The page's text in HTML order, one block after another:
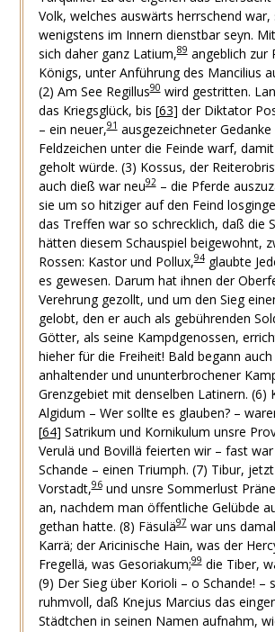
Volk, welches auswärts herrschend war,
wenigstens im Innern dienstbar seyn.
sich daher ganz Latium,89angeblich zur
Königs, unter Anführung des Mancilius
(2) Am See Regillus90wird gestritten.
das Kriegsglück, bis [63] der Diktator
– ein neuer,91ausgezeichneter Gedanke
Feldzeichen unter die Feinde warf,
geholt würde. (3) Kossus, der
auch dieß war neu92– die Pferde
sie um so hitziger auf den Feind
das Treffen war so schrecklich, daß die
hätten diesem Schauspiel beigewohnt,
Rossen: Kastor und Pollux,94glaubte
es gewesen. Darum hat ihnen der
Verehrung gezollt, und um den Sieg
gelobt, den er auch als gebührenden
Götter, als seine Kampdgenossen,
hieher für die Freiheit! Bald begann auch
anhaltender und ununterbrochener
Grenzgebiet mit denselben Latinern. (6)
Algidum – Wer sollte es glauben? –
[64] Satrikum und Kornikulum unsre
Verulä und Bovillä feierten wir – fast
Schande – einen Triumph. (7) Tibur,
Vorstadt,96und unsre Sommerlust
an, nachdem man öffentliche Gelübde
gethan hatte. (8) Fäsulä97war uns
Karrä; der Aricinische Hain, was der
Fregellä, was Gesoriakum;99die Tiber,
(9) Der Sieg über Korioli – o Schande! –
ruhmvoll, daß Knejus Marcius das
Städtchen in seinen Namen aufnahm,